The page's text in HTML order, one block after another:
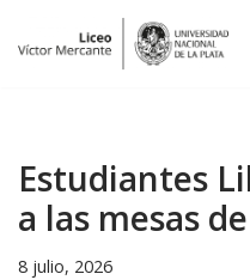
Estudiantes
a las mesas
8 julio, 2026